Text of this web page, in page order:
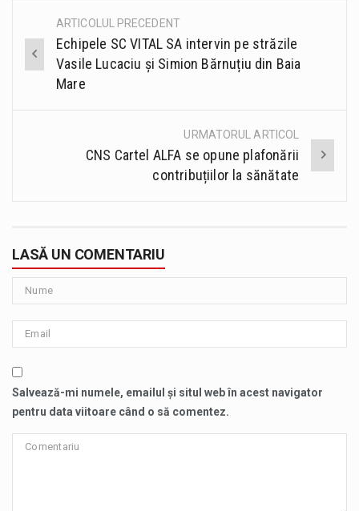
Post
navigation
ARTICOLUL PRECEDENT
Echipele SC VITAL SA intervin pe străzile
Vasile Lucaciu și Simion Bărnuțiu din Baia
Mare
URMATORUL ARTICOL
CNS Cartel ALFA se opune plafonării
contribuțiilor la sănătate
LASĂ UN COMENTARIU
Salvează-mi numele, emailul și situl web în acest navigator
pentru data viitoare când o să comentez.